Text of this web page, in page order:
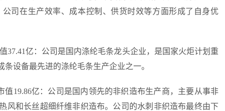
司在生产效率、成本控制、供货时效等方面形成了自身优
37.41亿：公司是国内涤纶毛条龙头企业，是国家火炬计划重
设备最先进的涤纶毛条生产企业之一。
值19.86亿：公司是国内领先的非织造布生产商，主要从事非
风和长丝超细纤维非织造布。公司的水刺非织造布最终由下